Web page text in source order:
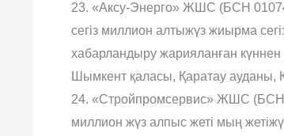
23. «Аксу-Энерго» ЖШС (БСН
сегіз миллион алтыжүз жиырма
хабарландыру жарияланған
Шымкент қаласы, Қаратау ауданы,
24. «Стройпромсервис» ЖШС (БСН
миллион жүз алпыс жеті мың